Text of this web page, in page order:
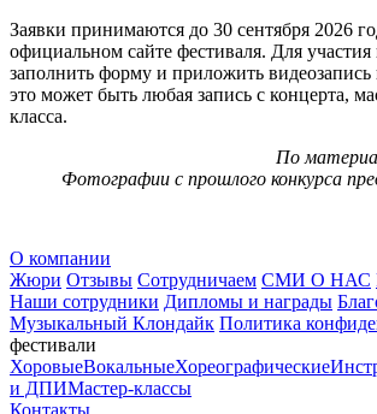
Заявки принимаются до 30 сентября 2026
официальном сайте фестиваля. Для
заполнить форму и приложить
это может быть любая запись с концерта,
класса.
По
Фотографии с прошлого конкурса
О компании
Жюри Отзывы Сотрудничаем СМИ О НАС
Наши сотрудники Дипломы и награды
Музыкальный Клондайк Политика
фестивали
ХоровыеВокальныеХореографические
и ДПИМастер-классы
Контакты